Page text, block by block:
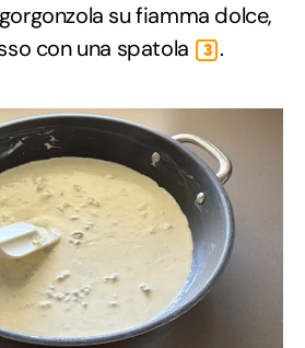
su fiamma dolce,
con una spatola
3 .